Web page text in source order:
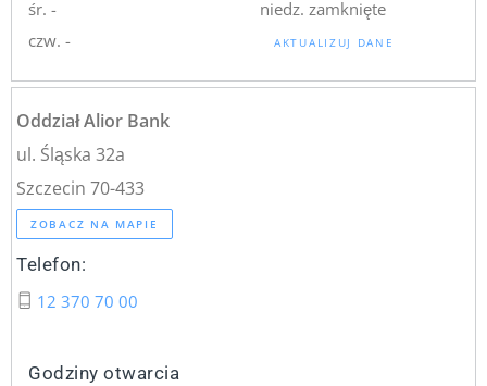
śr. -
czw. -
niedz. zamknięte
AKTUALIZUJ DANE
Oddział Alior Bank
ul. Śląska 32a
Szczecin 70-433
ZOBACZ NA MAPIE
Telefon:
12 370 70 00
Godziny otwarcia